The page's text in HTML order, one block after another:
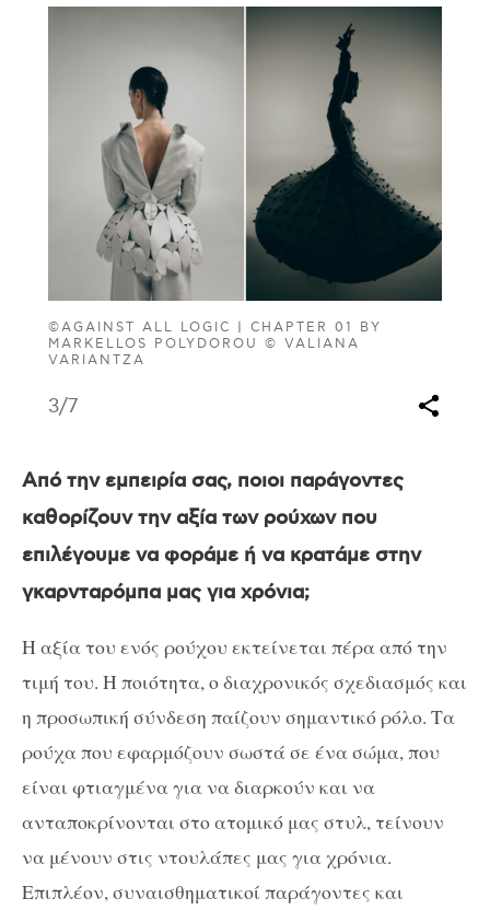
©AGAINST ALL LOGIC | CHAPTER 01 BY
MARKELLOS POLYDOROU © VALIANA
VARIANTZA
3/7
Από την εμπειρία σας, ποιοι παράγοντες
καθορίζουν την αξία των ρούχων που
επιλέγουμε να φοράμε ή να κρατάμε στην
γκαρνταρόμπα μας για χρόνια;
Η αξία του ενός ρούχου εκτείνεται πέρα από την
τιμή του. Η ποιότητα, ο διαχρονικός σχεδιασμός και
η προσωπική σύνδεση παίζουν σημαντικό ρόλο. Τα
ρούχα που εφαρμόζουν σωστά σε ένα σώμα, που
είναι φτιαγμένα για να διαρκούν και να
ανταποκρίνονται στο ατομικό μας στυλ, τείνουν
να μένουν στις ντουλάπες μας για χρόνια.
Επιπλέον, συναισθηματικοί παράγοντες και